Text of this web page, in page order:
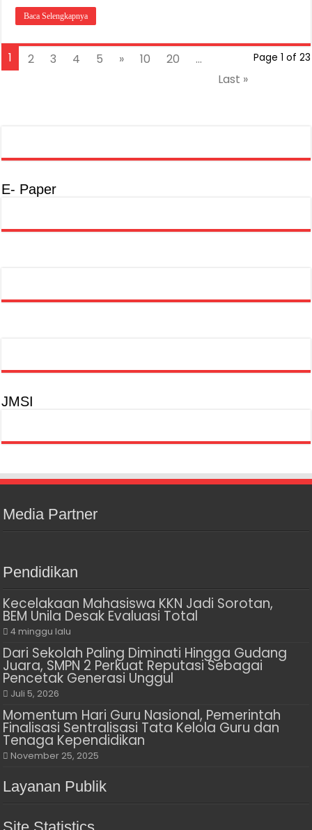
Baca Selengkapnya
Page 1 of 23
1 2 3 4 5 » 10 20
...
Last »
E- Paper
JMSI
Media Partner
Pendidikan
Kecelakaan Mahasiswa KKN Jadi Sorotan,
BEM Unila Desak Evaluasi Total
4 minggu lalu
Dari Sekolah Paling Diminati Hingga Gudang
Juara, SMPN 2 Perkuat Reputasi Sebagai
Pencetak Generasi Unggul
Juli 5, 2026
Momentum Hari Guru Nasional, Pemerintah
Finalisasi Sentralisasi Tata Kelola Guru dan
Tenaga Kependidikan
November 25, 2025
Layanan Publik